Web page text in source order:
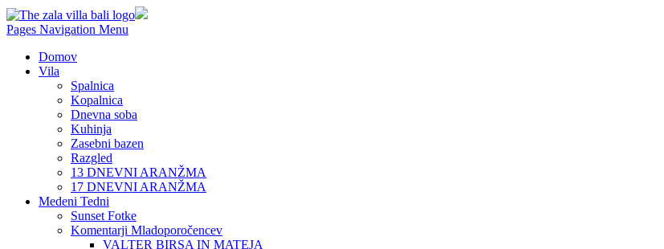
Pages Navigation Menu
Domov
Vila
Spalnica
Kopalnica
Dnevna soba
Kuhinja
Zasebni bazen
Razgled
13 DNEVNI ARANŽMA
17 DNEVNI ARANŽMA
Medeni Tedni
Sunset Fotke
Komentarji Mladoporočencev
VALTER BIRSA IN MATEJA